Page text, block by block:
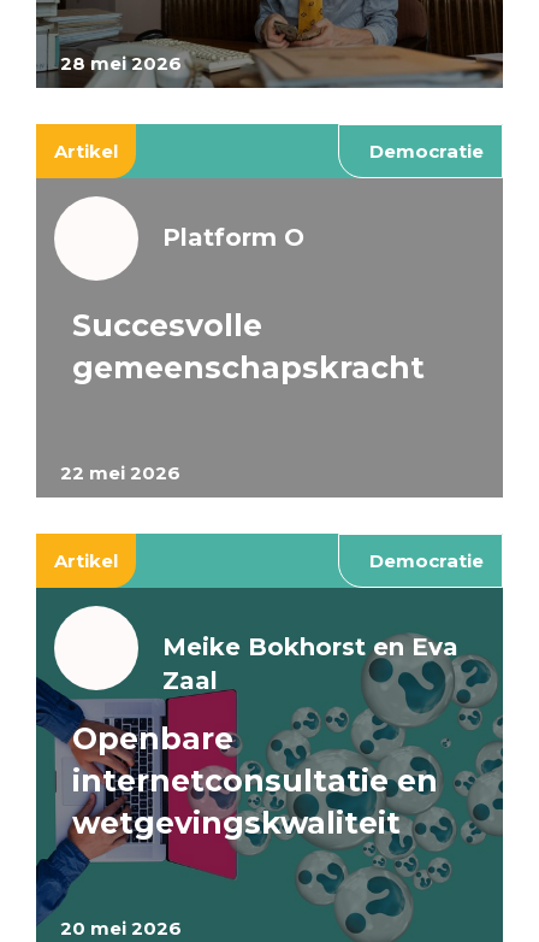
28 mei 2026
Artikel Democratie
22 mei 2026
Platform O
Succesvolle
gemeenschapskracht
Artikel Democratie
20 mei 2026
Meike Bokhorst en Eva
Zaal
Openbare
internetconsultatie en
wetgevingskwaliteit